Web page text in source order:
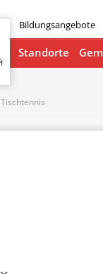
Bildungsangebote
Standorte
Tischtennis